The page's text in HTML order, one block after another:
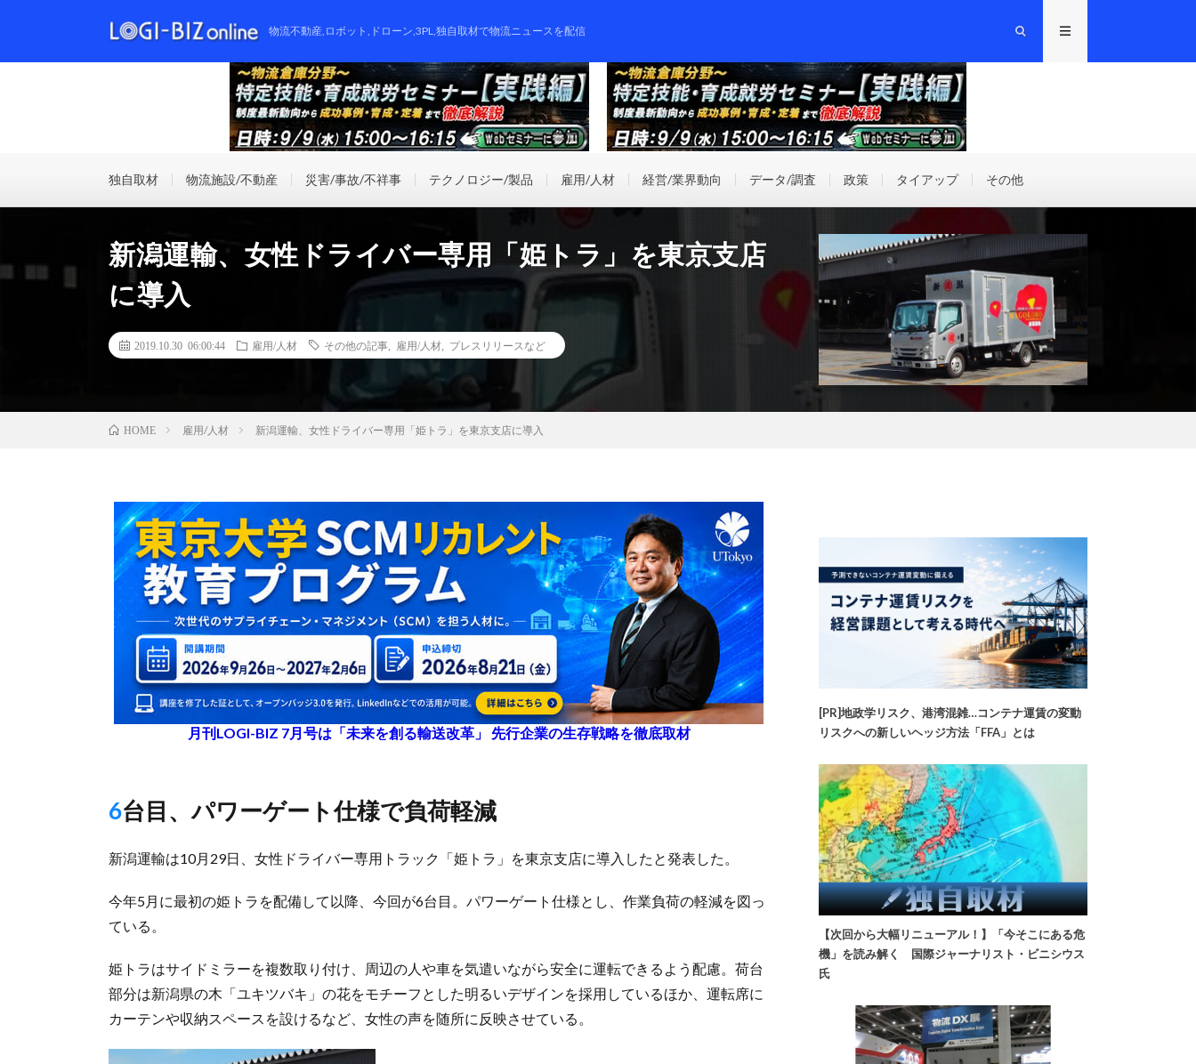
物流不動産,ロボット,ドローン,3PL,独自取材で物流ニュースを配信
独自取材 物流施設/不動産 災害/事故/不祥事 テクノロジー/製品 雇用/人材 経営/業界動向 データ/調査 政策 タイアップ その他
新潟運輸、女性ドライバー専用「姫トラ」を東京支店
に導入
2019.10.30 06:00:44 雇用/人材 その他の記事 雇用/人材 プレスリリースなど
HOME 雇用/人材 新潟運輸、女性ドライバー専用「姫トラ」を東京支店に導入
月刊LOGI-BIZ 7月号は「未来を創る輸送改革」 先行企業の生存戦略を徹底取材
6台目、パワーゲート仕様で負荷軽減
新潟運輸は10月29日、女性ドライバー専用トラック「姫トラ」を東京支店に導入したと発表した。
今年5月に最初の姫トラを配備して以降、今回が6台目。パワーゲート仕様とし、作業負荷の軽減を図っ
ている。
姫トラはサイドミラーを複数取り付け、周辺の人や車を気遣いながら安全に運転できるよう配慮。荷台
部分は新潟県の木「ユキツバキ」の花をモチーフとした明るいデザインを採用しているほか、運転席に
カーテンや収納スペースを設けるなど、女性の声を随所に反映させている。
[PR]地政学リスク、港湾混雑…コンテナ運賃の変動
リスクへの新しいヘッジ方法「FFA」とは
【次回から大幅リニューアル！】「今そこにある危
機」を読み解く 国際ジャーナリスト・ビニシウス
氏